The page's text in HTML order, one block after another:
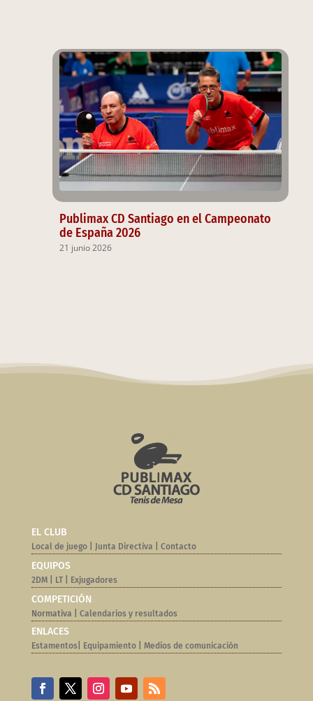
Publimax CD Santiago en el Campeonato
de España 2026
21 junio 2026
EL CLUB
Local de juego| Junta Directiva Contacto
EQUIPOS
2DM| LT| Exjugadores
COMPETICIÓN
Normativa | Calendarios y resultados
ENLACES
Estamentos| Equipamiento| Medios de comunicación